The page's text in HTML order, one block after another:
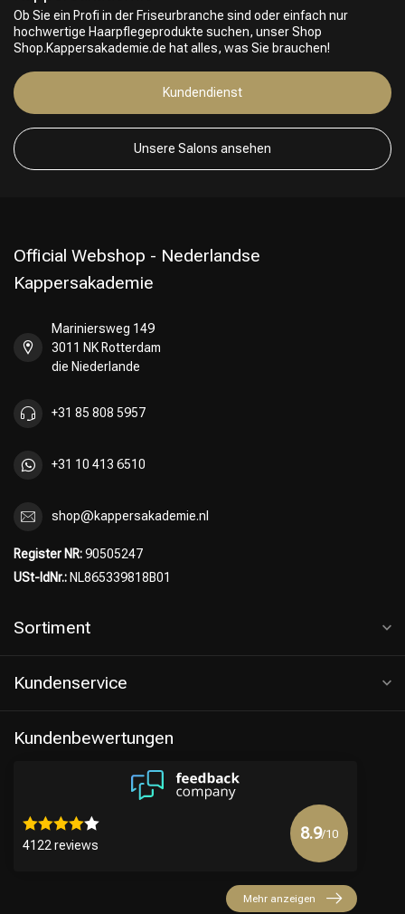
Ob Sie ein Profi in der Friseurbranche sind oder einfach nur
hochwertige Haarpflegeprodukte suchen, unser Shop
Shop.Kappersakademie.de hat alles, was Sie brauchen!
Kundendienst
Unsere Salons ansehen
Official Webshop - Nederlandse
Kappersakademie
Mariniersweg 149
3011 NK Rotterdam
die Niederlande
+31 85 808 5957
+31 10 413 6510
shop@kappersakademie.nl
Register NR:90505247
USt-IdNr.:NL865339818B01
Sortiment
Kundenservice
Kundenbewertungen
4122 reviews
8.9/10
Mehr anzeigen